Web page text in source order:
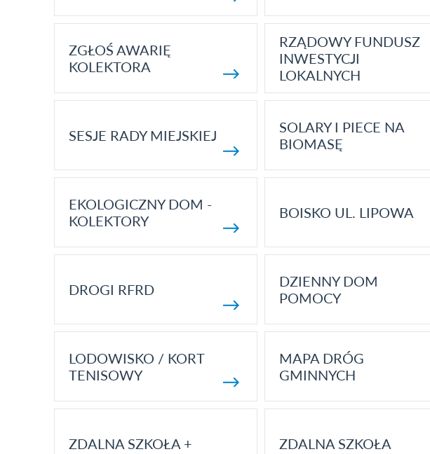
ZGŁOŚ AWARIĘ
KOLEKTORA
RZĄDOWY FUNDUSZ
INWESTYCJI
LOKALNYCH
SESJE RADY MIEJSKIEJ
SOLARY I PIECE NA
BIOMASĘ
EKOLOGICZNY DOM -
KOLEKTORY
BOISKO UL. LIPOWA
DROGI RFRD
DZIENNY DOM
POMOCY
LODOWISKO / KORT
TENISOWY
MAPA DRÓG
GMINNYCH
ZDALNA SZKOŁA + ZDALNA SZKOŁA